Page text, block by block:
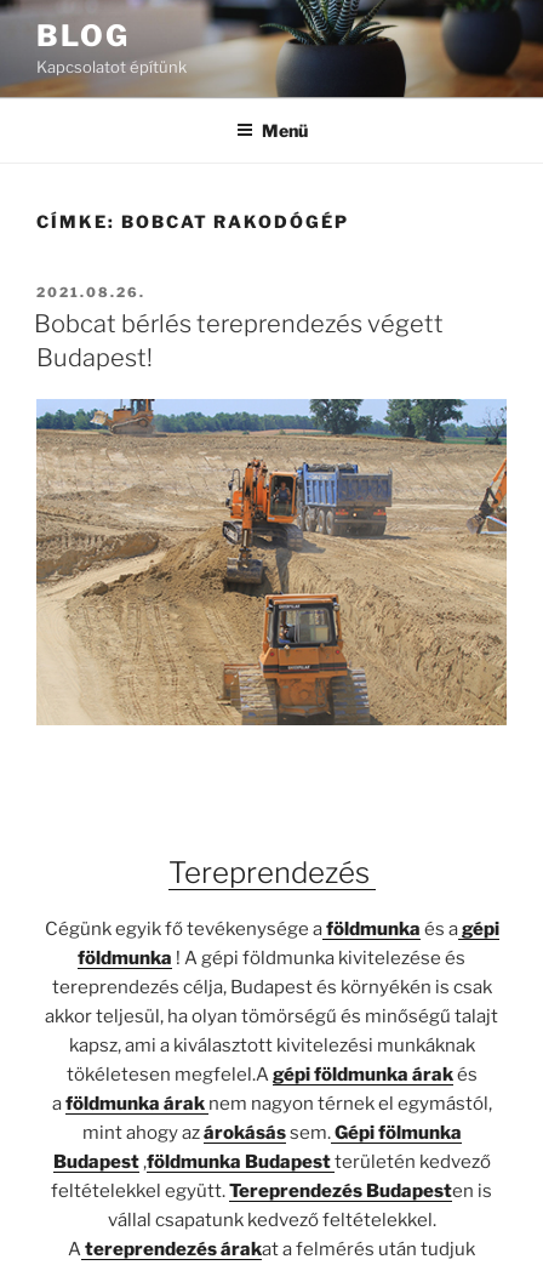
Tartalomhoz
BLOG
Kapcsolatot építünk
Menü
CÍMKE: BOBCAT RAKODÓGÉP
BEKÜLDVE:
2021.08.26.
Bobcat bérlés tereprendezés végett
Budapest!
Tereprendezés
Cégünk egyik fő tevékenysége aföldmunka és agépi
földmunka ! A gépi földmunka kivitelezése és
tereprendezés célja, Budapest és környékén is csak
akkor teljesül, ha olyan tömörségű és minőségű talajt
kapsz, ami a kiválasztott kivitelezési munkáknak
tökéletesen megfelel.Agépi földmunka árakés
aföldmunka árak nem nagyon térnek el egymástól,
mint ahogy azárokásássem.Gépi fölmunka
Budapest,földmunka Budapestterületén kedvező
feltételekkel együtt.Tereprendezés Budapesten is
vállal csapatunk kedvező feltételekkel.
Atereprendezés árakat a felmérés után tudjuk